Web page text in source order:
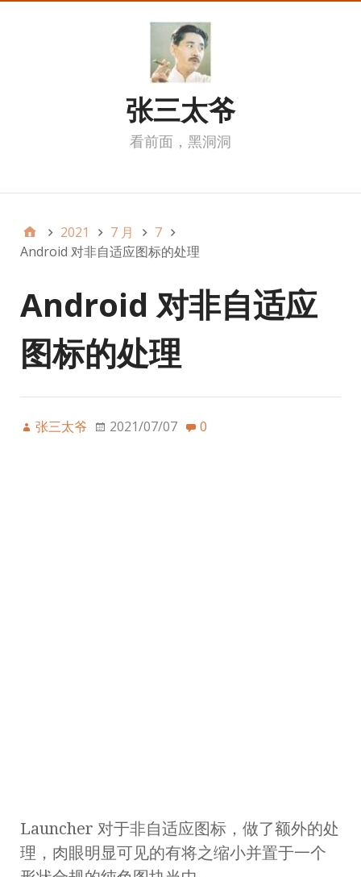
张三太爷
看前面，黑洞洞
2021 7 月
7
Android 对非自适应图标的处理
Android 对非自适应
图标的处理
张三太爷 2021/07/07 0
Launcher 对于非自适应图标，做了额外的处
理，肉眼明显可见的有将之缩小并置于一个